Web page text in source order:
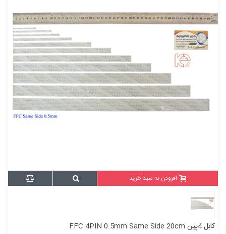
افزودن به سبد خرید
کابل 4پین FFC 4PIN 0.5mm Same Side 20cm